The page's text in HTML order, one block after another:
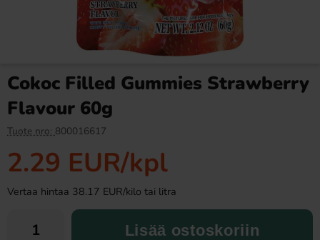
Ronny & Ragge Buttcracker
Chips Korv med bröd 150g
Ramlösa Kirsikka 33cl
Cokoc Filled Gummies Strawberry
Flavour 60g
Tuote nro: 800016617
2.29 EUR/kpl
Vertaa hintaa 38.17 EUR/kilo tai litra
Lisää ostoskoriin